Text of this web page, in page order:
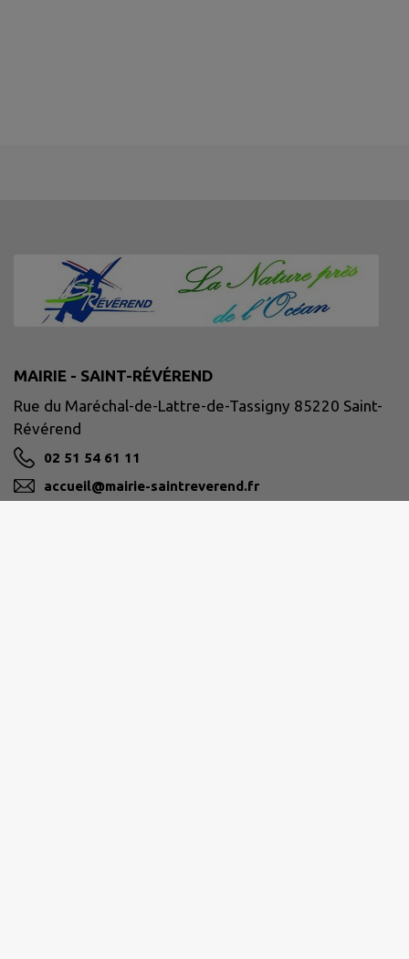
MAIRIE - SAINT-RÉVÉREND
Rue du Maréchal-de-Lattre-de-Tassigny 85220 Saint-
Révérend
02 51 54 61 11
accueil@mairie-saintreverend.fr